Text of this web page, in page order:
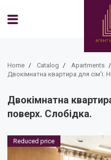
Home / Catalog / Apartments /
Двокімнатна квартира для сімʼї.
Двокімнатна
поверх. Слобідка.
Reduced price